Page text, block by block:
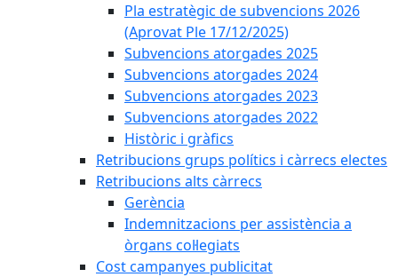
Pla estratègic de subvencions 2026
(Aprovat Ple 17/12/2025)
Subvencions atorgades 2025
Subvencions atorgades 2024
Subvencions atorgades 2023
Subvencions atorgades 2022
Històric i gràfics
Retribucions grups polítics i càrrecs electes
Retribucions alts càrrecs
Gerència
Indemnitzacions per assistència a
òrgans col·legiats
Cost campanyes publicitat